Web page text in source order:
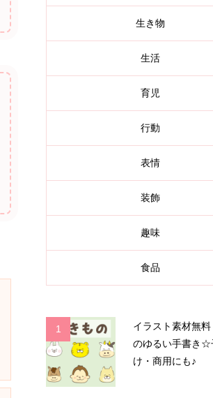
生き物
生活
育児
行動
表情
装飾
趣味
食品
1
イラスト素材無
のゆるい手書き☆
け・商用にも♪